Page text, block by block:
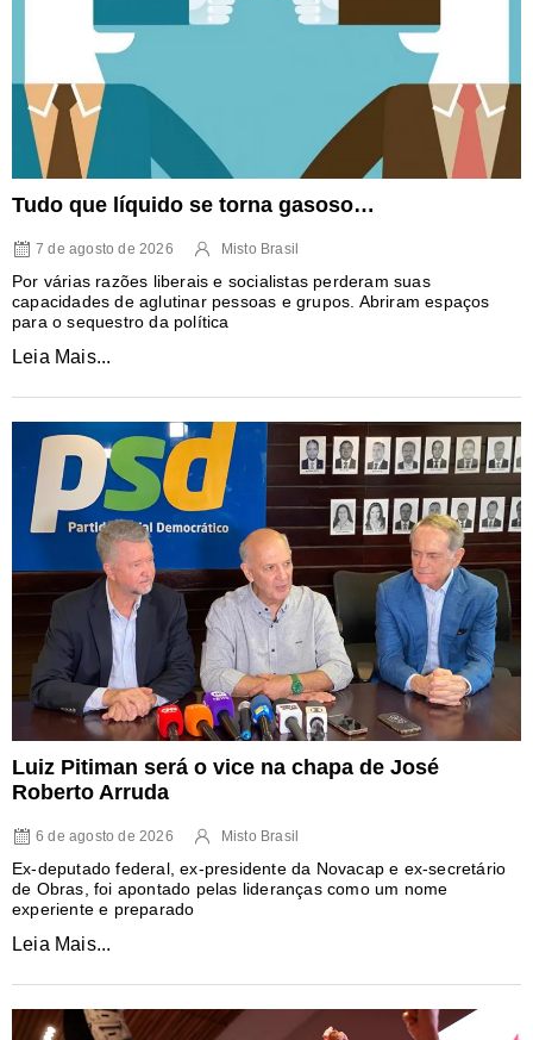
Tudo que líquido se torna gasoso…
7 de agosto de 2026 Misto Brasil
Por várias razões liberais e socialistas perderam suas
capacidades de aglutinar pessoas e grupos. Abriram espaços
para o sequestro da política
Leia Mais...
Luiz Pitiman será o vice na chapa de José
Roberto Arruda
6 de agosto de 2026 Misto Brasil
Ex-deputado federal, ex-presidente da Novacap e ex-secretário
de Obras, foi apontado pelas lideranças como um nome
experiente e preparado
Leia Mais...